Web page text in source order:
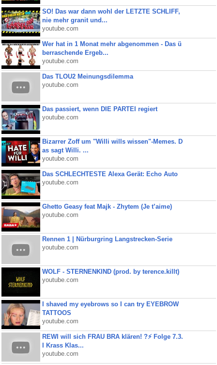
SO! Das war dann wohl der LETZTE SCHLIFF,
nie mehr granit und...
youtube.com
Wer hat in 1 Monat mehr abgenommen - Das ü
berraschende Ergeb...
youtube.com
Das TLOU2 Meinungsdilemma
youtube.com
Das passiert, wenn DIE PARTEI regiert
youtube.com
Bizarrer Zoff um "Willi wills wissen"-Memes. D
as sagt Willi. ...
youtube.com
Das SCHLECHTESTE Alexa Gerät: Echo Auto
youtube.com
Ghetto Geasy feat Majk - Zhytem (Je t’aime)
youtube.com
Rennen 1 | Nürburgring Langstrecken-Serie
youtube.com
WOLF - STERNENKIND (prod. by terence.killt)
youtube.com
I shaved my eyebrows so I can try EYEBROW
TATTOOS
youtube.com
REWI will sich FRAU BRA klären! ?⚡️ Folge 7.3.
I Krass Klas...
youtube.com